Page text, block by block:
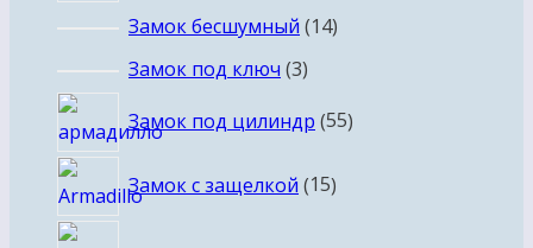
товаров
Замок бесшумный 1414
Замок под ключ 33
товара
Замок под цилиндр 5555
Замок с защелкой 1515